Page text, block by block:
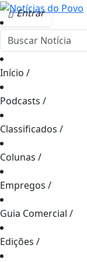
Entrar
Início /
Podcasts /
Classificados /
Colunas /
Empregos /
Guia Comercial /
Edições /